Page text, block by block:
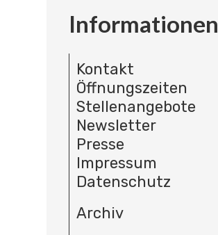
Informationen
Kontakt
Öffnungszeiten
Stellenangebote
Newsletter
Presse
Impressum
Datenschutz
Archiv